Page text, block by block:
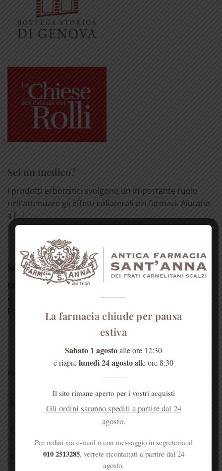
Sei un medico?
I prodotti erboristici svolgono un importante ruolo
nell'attenuare gli effetti collaterali dei farmaci. Aiutano
a [...]
Sei un esercente?
Molti dei nostri prodotti sono vendibili in altre
erboristerie, farmacie e negozi di prodotti naturali.
Forniamo, [...]
LEGGI TUTTO
La farmacia chiude per pausa
estiva
Sabato 1 agostoalle ore 12:30
e riaprelunedì 24 agostoalle ore 8:30
Il sito rimane aperto per i vostri acquisti
Gli ordini saranno spediti a partire dal 24
agosto.
Per ordini via e-mail o con messaggio in segreteria al
010 2513285, verrete ricontattati a partire dal 24
agosto.